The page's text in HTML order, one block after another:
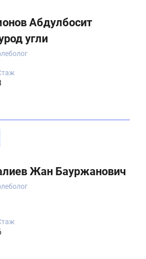
Абдулбосит
угли
Жан Бауржанович